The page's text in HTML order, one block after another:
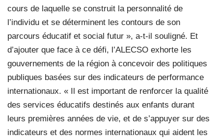
cours de laquelle se construit la personnalité de
l’individu et se déterminent les contours de son
parcours éducatif et social futur », a-t-il souligné. Et
d’ajouter que face à ce défi, l’ALECSO exhorte les
gouvernements de la région à concevoir des politiques
publiques basées sur des indicateurs de performance
internationaux. « Il est important de renforcer la qualité
des services éducatifs destinés aux enfants durant
leurs premières années de vie, et de s’appuyer sur des
indicateurs et des normes internationaux qui aident les